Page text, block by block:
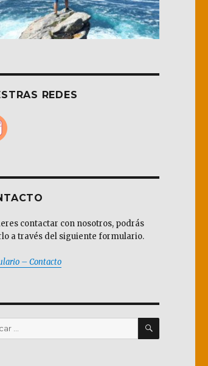
REDES
contactar con nosotros, podrás
a través del siguiente formulario.
– Contacto
BUSCAR